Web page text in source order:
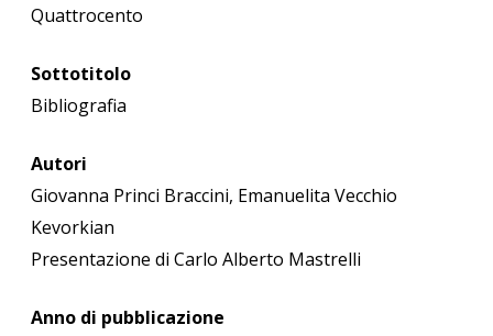
Quattrocento
Sottotitolo
Bibliografia
Autori
Giovanna Princi Braccini, Emanuelita Vecchio
Kevorkian
Presentazione di Carlo Alberto Mastrelli
Anno di pubblicazione